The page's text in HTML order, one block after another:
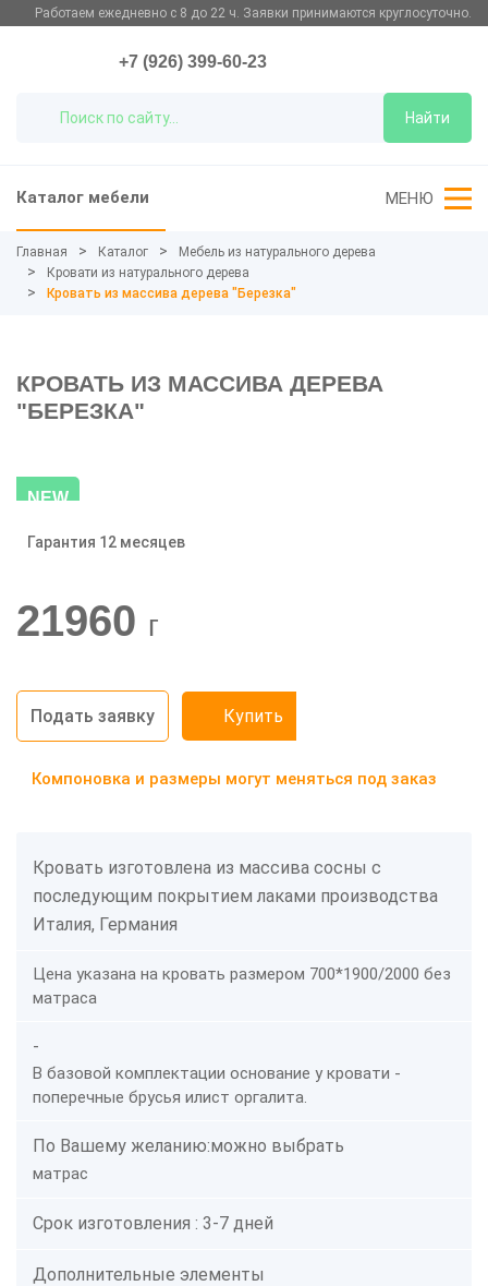
Работаем ежедневно с 8 до 22 ч. Заявки принимаются круглосуточно.
Найти
+7 (926) 399-60-23
Каталог мебели МЕНЮ
Главная Каталог
Мебель из натурального дерева
Кровати из натурального дерева
Кровать из массива дерева "Березка"
КРОВАТЬ ИЗ МАССИВА ДЕРЕВА
"БЕРЕЗКА"
NEW
-20%
Гарантия 12 месяцев
21960 г
Подать заявку Купить
Компоновка и размеры могут меняться под заказ
Кровать изготовлена из массива сосны с
последующим покрытием лаками производства
Италия, Германия
Цена указана на кровать размером 700*1900/2000 без
матраса
-
В базовой комплектации основание у кровати -
поперечные брусья илист оргалита.
По Вашему желанию:можно выбрать
матрас
Срок изготовления : 3-7 дней
Дополнительные элементы